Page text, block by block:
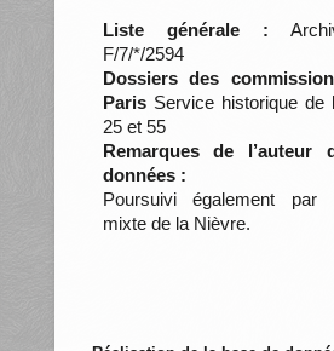
Liste générale :
F/7/*/2594
Dossiers des
ParisService historique de
25 et 55
Remarques de
données :
Poursuivi également par
mixte de la Nièvre.